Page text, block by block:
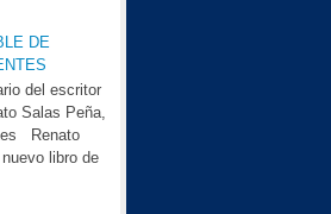
DE
del escritor
Salas Peña,
Renato
libro de